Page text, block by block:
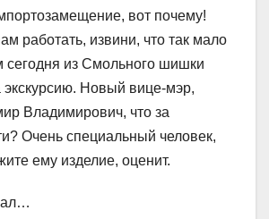
вот почему!
работать, извини, что так мало
сегодня из Смольного шишки
экскурсию. Новый вице-мэр,
Владимирович, что за
Очень специальный человек,
ему изделие, оценит.